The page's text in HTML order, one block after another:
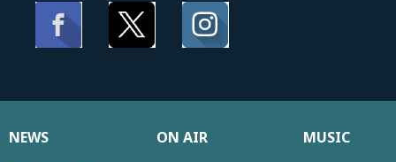
NEWS ON AIR
MUSIC